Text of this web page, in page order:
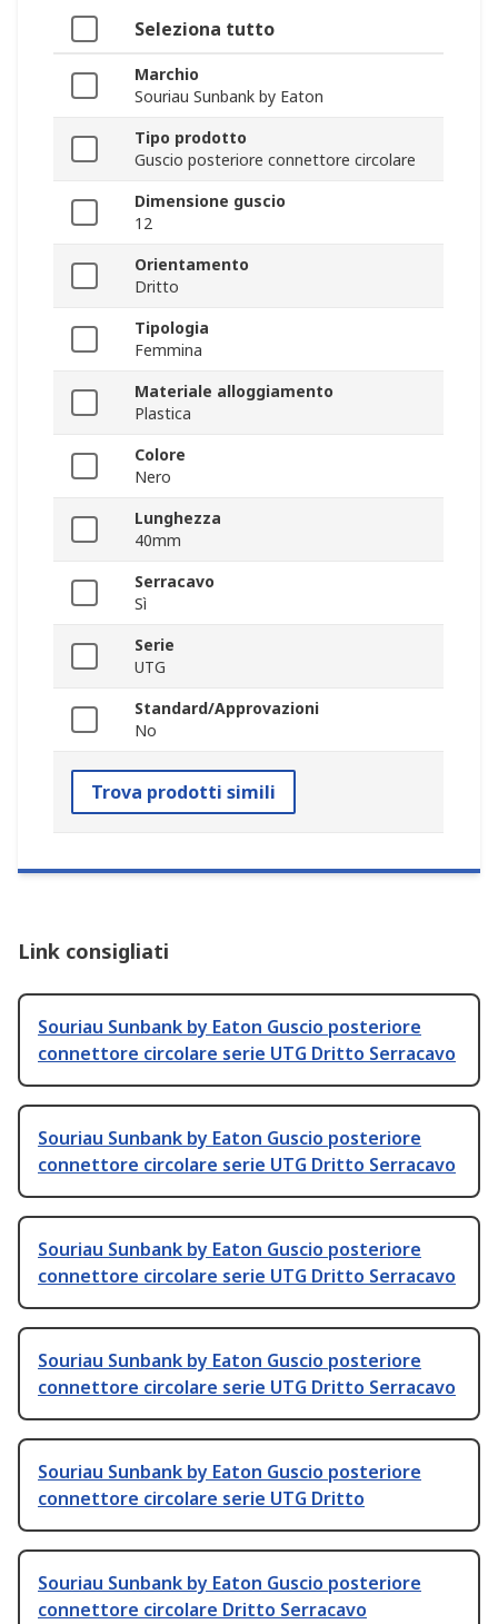
Seleziona tutto
Marchio
Souriau Sunbank by Eaton
Tipo prodotto
Guscio posteriore connettore circolare
Dimensione guscio
12
Orientamento
Dritto
Tipologia
Femmina
Materiale alloggiamento
Plastica
Colore
Nero
Lunghezza
40mm
Serracavo
Sì
Serie
UTG
Standard/Approvazioni
No
Trova prodotti simili
Link consigliati
Souriau Sunbank by Eaton Guscio posteriore
connettore circolare serie UTG Dritto Serracavo
Souriau Sunbank by Eaton Guscio posteriore
connettore circolare serie UTG Dritto Serracavo
Souriau Sunbank by Eaton Guscio posteriore
connettore circolare serie UTG Dritto Serracavo
Souriau Sunbank by Eaton Guscio posteriore
connettore circolare serie UTG Dritto Serracavo
Souriau Sunbank by Eaton Guscio posteriore
connettore circolare serie UTG Dritto
Souriau Sunbank by Eaton Guscio posteriore
connettore circolare Dritto Serracavo